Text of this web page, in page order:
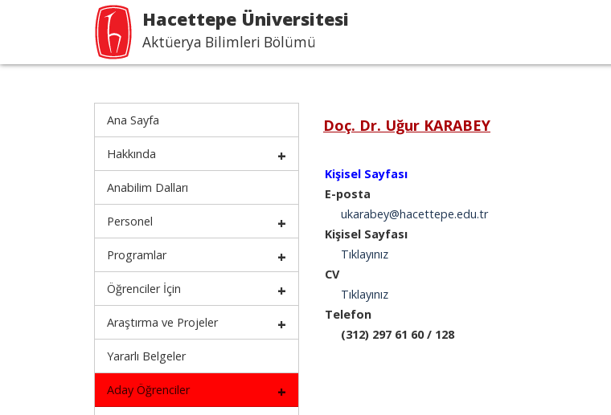
Hacettepe Üniversitesi
Aktüerya Bilimleri Bölümü
Ana Sayfa
Hakkında
Anabilim Dalları
Personel
Programlar
Öğrenciler İçin
Araştırma ve Projeler
Yararlı Belgeler
Aday Öğrenciler
Doç. Dr. Uğur KARABEY
Kişisel Sayfası
E-posta
ukarabey@hacettepe.edu.tr
Kişisel Sayfası
Tıklayınız
CV
Tıklayınız
Telefon
(312) 297 61 60 / 128